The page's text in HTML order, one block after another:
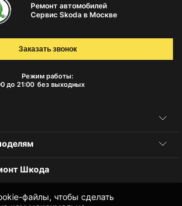
файлы, чтобы сделать
Ремонт автомобилей
Сервис Skoda в Москве
Режим работы:
до 21:00 без выходных
Заказать звонок
Шкода